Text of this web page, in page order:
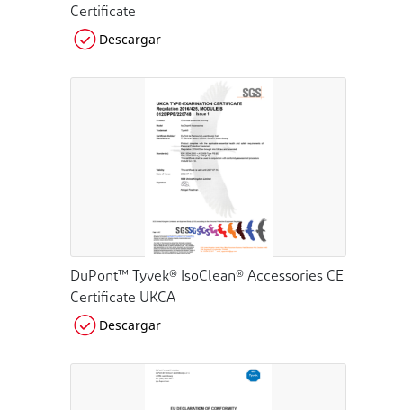
Certificate
Descargar
DuPont™ Tyvek® IsoClean® Accessories CE
Certificate UKCA
Descargar